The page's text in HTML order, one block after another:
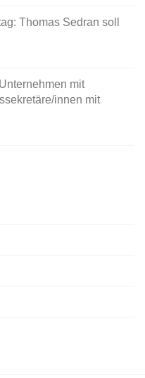
Thomas Sedran soll
mit
innen mit